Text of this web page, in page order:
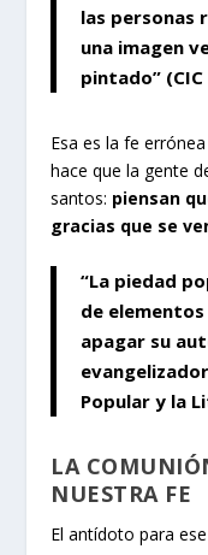
las personas
una imagen
pintado” (CIC
Esa es la fe
hace que la gente
santos: piensan
gracias que se
“La piedad
de
apagar su
Popular y la
LA
NUESTRA FE
El antídoto para